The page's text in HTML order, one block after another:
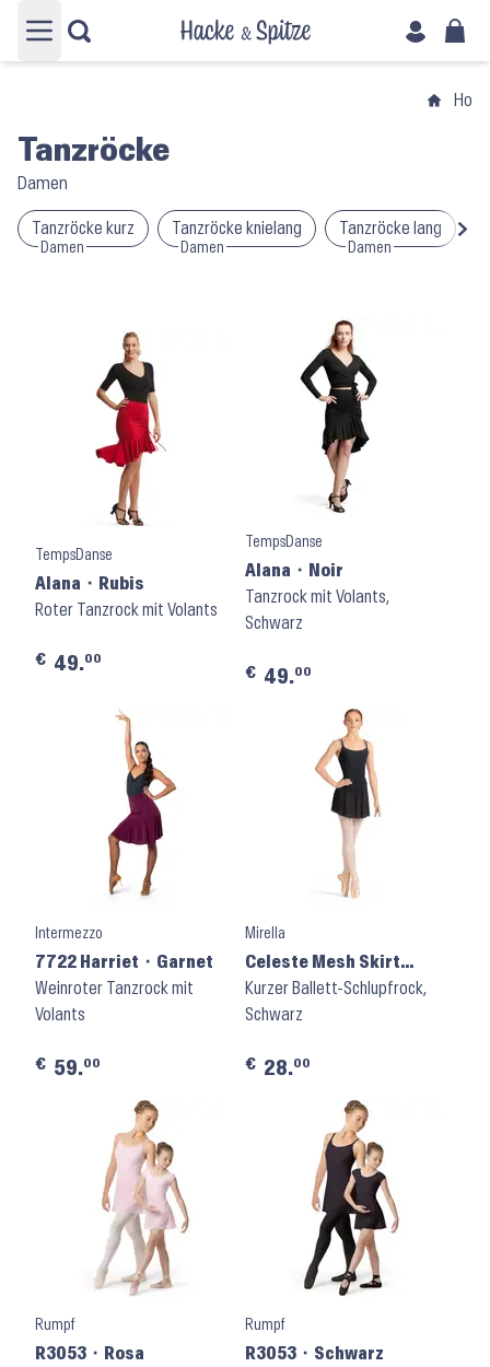
Hauptmenü öffnen
Tanzröcke
Damen
Tanzröcke kurz
Damen
Tanzröcke knielang
Damen
Tanzröcke lang
Damen
TempsDanse
Alana ⬝ Rubis
Roter Tanzrock mit Volants
€ 49.00
TempsDanse
Alana ⬝ Noir
Tanzrock mit Volants,
Schwarz
€ 49.00
Intermezzo
7722 Harriet ⬝ Garnet
Weinroter Tanzrock mit
Volants
€ 59.00
Mirella
Celeste Mesh Skirt
MS10003 ⬝ Black
Kurzer Ballett-Schlupfrock,
Schwarz
€ 28.00
Rumpf
R3053 ⬝ Rosa
Rumpf
R3053 ⬝ Schwarz